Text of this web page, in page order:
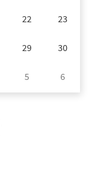
22
23
29
30
5 6